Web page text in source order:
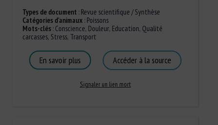
Types de document : Revue scientifique / Synthèse
Catégories d'animaux : Poissons
Mots-clés: Conscience, Douleur, Education, Qualité
carcasses, Stress, Transport
En savoir plus Accéder à la source
Signaler un lien mort